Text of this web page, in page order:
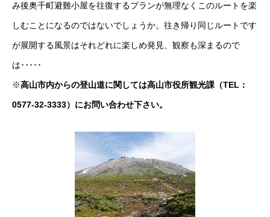
み後奥千町避難小屋を往復するプランが無理なくこのルートを楽
しむことになるのではないでしょうか。往き帰り同じルートです
が展開する風景はそれどれに楽しめ発見、観察も深まるので
は･････
※高山市内からの登山道に関しては高山市役所観光課（TEL：
0577-32-3333）にお問い合わせ下さい。